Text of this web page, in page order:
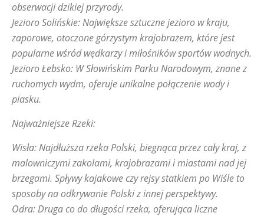
obserwacji dzikiej przyrody.
Jezioro Solińskie: Największe sztuczne jezioro w kraju,
zaporowe, otoczone górzystym krajobrazem, które jest
popularne wśród wędkarzy i miłośników sportów wodnych.
Jezioro Łebsko: W Słowińskim Parku Narodowym, znane z
ruchomych wydm, oferuje unikalne połączenie wody i
piasku.
Najważniejsze Rzeki:
Wisła: Najdłuższa rzeka Polski, biegnąca przez cały kraj, z
malowniczymi zakolami, krajobrazami i miastami nad jej
brzegami. Spływy kajakowe czy rejsy statkiem po Wiśle to
sposoby na odkrywanie Polski z innej perspektywy.
Odra: Druga co do długości rzeka, oferująca liczne